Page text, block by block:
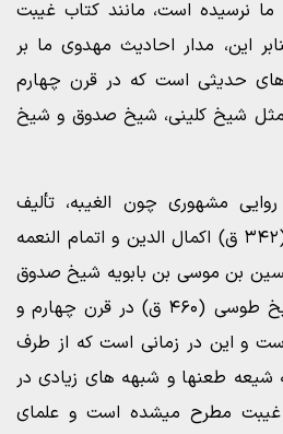
نرسیده است، مانند کتاب غیبت
این، مدار احادیث مهدوی ما بر
حدیثی است که در قرن چهارم
مثل شیخ کلینی، شیخ صدوق و شیخ
مشهوری چون الغیبه، تألیف
محمد بن ابراهیم نعمانی (۳۴۲ ق) اکمال الدین و اتمام النعمه
بن موسی بن بابویه شیخ صدوق
(۳۸۱ ق) الغیبه، تألیف شیخ طوسی (۴۶۰ ق) در قرن چهارم و
و این در زمانی است که از طرف
طعنها و شبهه های زیادی در
غیبت مطرح میشده است و علمای